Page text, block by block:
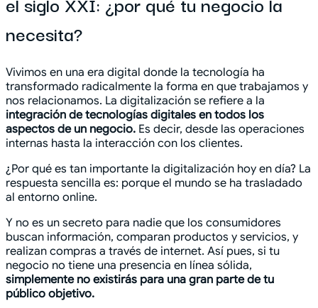
necesita?
Vivimos en una era digital donde la tecnología ha
transformado radicalmente la forma en que trabajamos y
nos relacionamos. La digitalización se refiere a la
integración de tecnologías digitales en todos los
aspectos de un negocio. Es decir, desde las operaciones
internas hasta la interacción con los clientes.
¿Por qué es tan importante la digitalización hoy en día? La
respuesta sencilla es: porque el mundo se ha trasladado
al entorno online.
Y no es un secreto para nadie que los consumidores
buscan información, comparan productos y servicios, y
realizan compras a través de internet. Así pues, si tu
negocio no tiene una presencia en línea sólida,
simplemente no existirás para una gran parte de tu
público objetivo.